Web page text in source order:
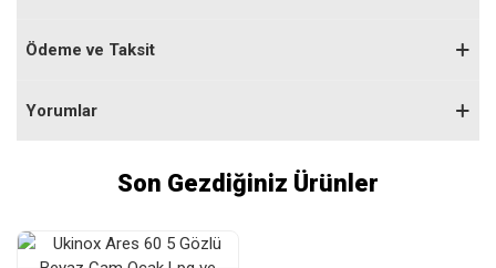
Ödeme ve Taksit
Yorumlar
Son Gezdiğiniz Ürünler